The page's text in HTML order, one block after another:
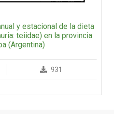
y estacional de la dieta
teiidae) en la provincia
(Argentina)
931